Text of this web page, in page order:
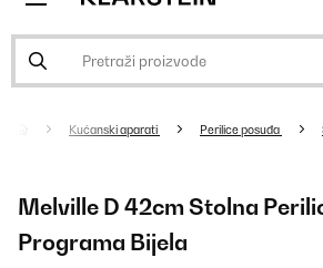
Kućanski aparati Perilice posuđa
Melville D 42cm Stolna
Programa Bijela